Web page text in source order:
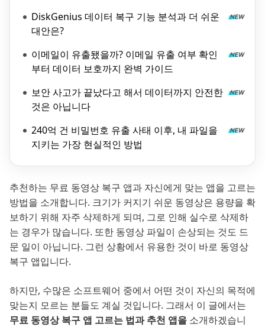
DiskGenius 데이터 복구 기능 분석과 더 쉬운
대안은?
이메일이 유출됐을까? 이메일 유출 여부 확인
부터 데이터 보호까지 완벽 가이드
보안 사고가 끝났다고 해서 데이터까지 안전한
것은 아닙니다
240억 건 비밀번호 유출 사태 이후, 내 파일을
지키는 가장 현실적인 방법
추천하는 무료 동영상 복구 앱과 자신에게 맞는 앱을 고르는
방법을 소개합니다. 크기가 커지기 쉬운 동영상은 용량을 확
보하기 위해 자주 삭제하게 되며, 그로 인해 실수로 삭제하
는 경우가 많습니다. 또한 동영상 파일이 손상되는 것도 드
문 일이 아닙니다. 그런 상황에서 유용한 것이 바로 동영상
복구 앱입니다.
하지만, 수많은 소프트웨어 중에서 어떤 것이 자신의 목적에
맞는지 모르는 분들도 계실 것입니다. 그래서 이 글에서는
무료 동영상 복구 앱 고르는 법과 추천 앱을 소개하겠습니